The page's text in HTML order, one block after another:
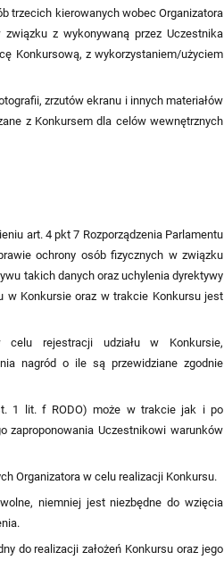
trzecich kierowanych wobec Organizatora
z wykonywaną przez Uczestnika
Konkursową, z wykorzystaniem/użyciem
zrzutów ekranu i innych materiałów
z Konkursem dla celów wewnętrznych
art. 4 pkt 7 Rozporządzenia Parlamentu
ochrony osób fizycznych w związku
takich danych oraz uchylenia dyrektywy
w Konkursie oraz w trakcie Konkursu jest
celu rejestracji udziału w Konkursie,
nagród o ile są przewidziane zgodnie
1 lit. f RODO) może w trakcie jak i po
zaproponowania Uczestnikowi warunków
Organizatora w celu realizacji Konkursu.
niemniej jest niezbędne do wzięcia
do realizacji założeń Konkursu oraz jego